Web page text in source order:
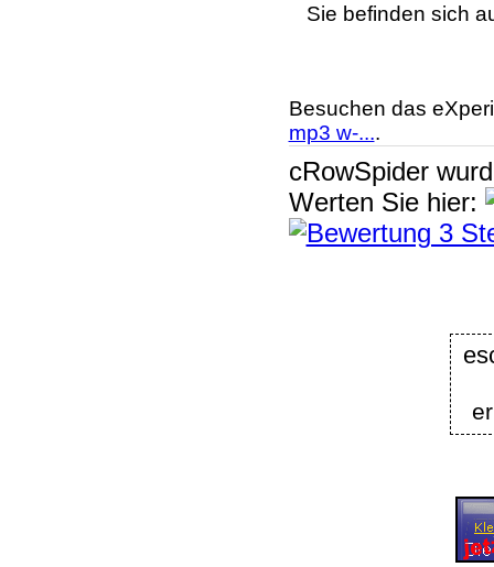
Sie befinden sich
Besuchen das
mp3 w-....
cRowSpider
Werten Sie hier: